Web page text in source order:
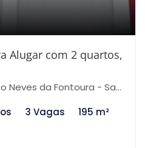
Alugar com 2 quartos,
Fontoura - Santana, São Paulo-SP
3 Vagas 195 m²